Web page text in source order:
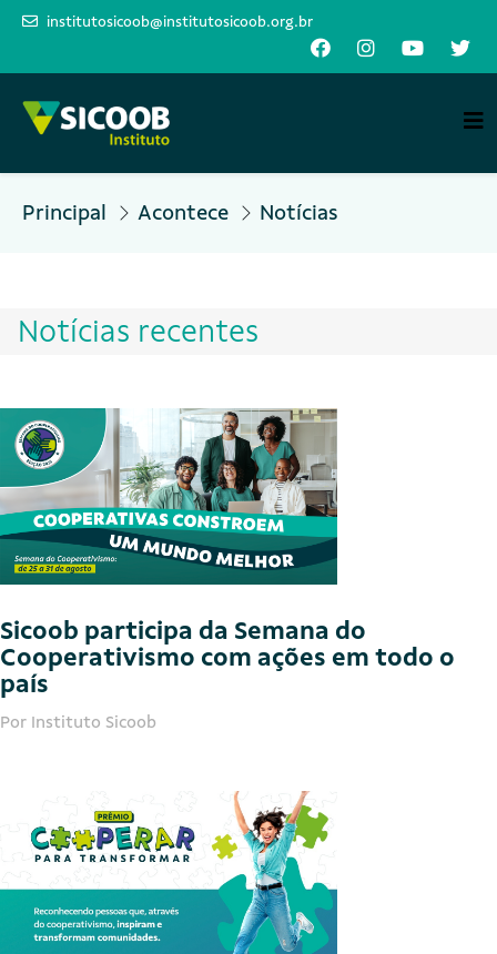
institutosicoob@institutosicoob.org.br
Principal Acontece Notícias
Notícias recentes
Sicoob participa da Semana do
Cooperativismo com ações em todo o
país
Por Instituto Sicoob